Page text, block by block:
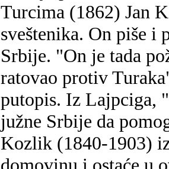
Turcima (1862) Jan
sveštenika. On piše i
Srbije. "On je tada
ratovao protiv
putopis. Iz Lajpciga,
južne Srbije da
Kozlik (1840-1903)